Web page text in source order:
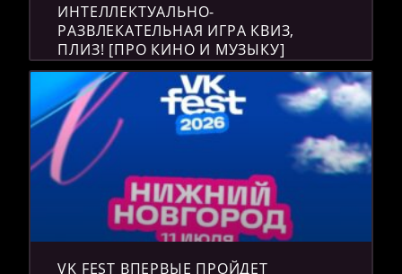
ИНТЕЛЛЕКТУАЛЬНО-
РАЗВЛЕКАТЕЛЬНАЯ ИГРА КВИЗ,
ПЛИЗ! [ПРО КИНО И МУЗЫКУ]
VK FEST ВПЕРВЫЕ ПРОЙДЕТ